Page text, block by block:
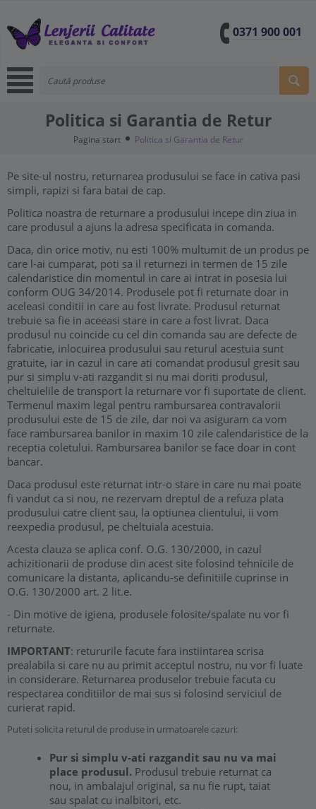
0371 900 001
Politica si Garantia de Retur
Pagina start Politica si Garantia de Retur
Pe site-ul nostru, returnarea produsului se face in cativa pasi
simpli, rapizi si fara batai de cap.
Politica noastra de returnare a produsului incepe din ziua in
care produsul a ajuns la adresa specificata in comanda.
Daca, din orice motiv, nu esti 100% multumit de un produs pe
care l-ai cumparat, poti sa il returnezi in termen de 15 zile
calendaristice din momentul in care ai intrat in posesia lui
conform OUG 34/2014. Produsele pot fi returnate doar in
aceleasi conditii in care au fost livrate. Produsul returnat
trebuie sa fie in aceeasi stare in care a fost livrat. Daca
produsul nu coincide cu cel din comanda sau are defecte de
fabricatie, inlocuirea produsului sau returul acestuia sunt
gratuite, iar in cazul in care ati comandat produsul gresit sau
pur si simplu v-ati razgandit si nu mai doriti produsul,
cheltuielile de transport la returnare vor fi suportate de client.
Termenul maxim legal pentru rambursarea contravalorii
produsului este de 15 de zile, dar noi va asiguram ca vom
face rambursarea banilor in maxim 10 zile calendaristice de la
receptia coletului. Rambursarea banilor se face doar in cont
bancar.
Daca produsul este returnat intr-o stare in care nu mai poate
fi vandut ca si nou, ne rezervam dreptul de a refuza plata
produsului catre client sau, la optiunea clientului, ii vom
reexpedia produsul, pe cheltuiala acestuia.
Acesta clauza se aplica conf. O.G. 130/2000, in cazul
achizitionarii de produse din acest site folosind tehnicile de
comunicare la distanta, aplicandu-se definitiile cuprinse in
O.G. 130/2000 art. 2 lit.e.
- Din motive de igiena, produsele folosite/spalate nu vor fi
returnate.
IMPORTANT: retururile facute fara instiintarea scrisa
prealabila si care nu au primit acceptul nostru, nu vor fi luate
in considerare. Returnarea produselor trebuie facuta cu
respectarea conditiilor de mai sus si folosind serviciul de
curierat rapid.
Puteti solicita returul de produse in urmatoarele cazuri:
Pur si simplu v-ati razgandit sau nu va mai
place produsul. Produsul trebuie returnat ca
nou, in ambalajul original, sa nu fie rupt, taiat
sau spalat cu inalbitori, etc.